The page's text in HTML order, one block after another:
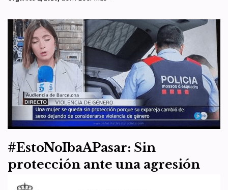
#EstoNoIbaAPasar: Sin
protección ante una agresión
machista ejercida por un varón